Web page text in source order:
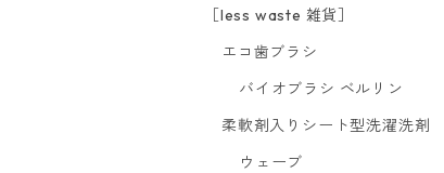
［less waste 雑貨］
エコ歯ブラシ
バイオブラシ ベルリン
柔軟剤入りシート型洗濯洗剤
ウェーブ